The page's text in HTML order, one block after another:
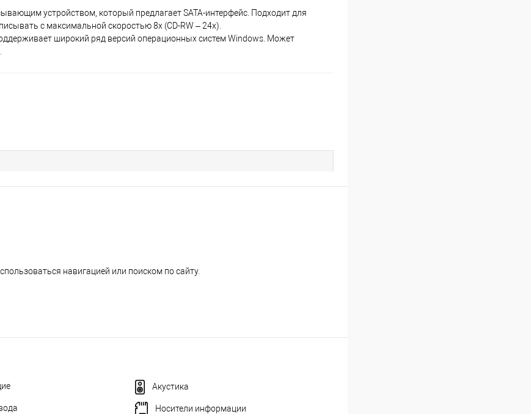
устройством, который предлагает SATA-интерфейс. Подходит для
с максимальной скоростью 8х (CD-RW – 24х).
широкий ряд версий операционных систем Windows. Может
навигацией или поиском по сайту.
Акустика
Носители информации